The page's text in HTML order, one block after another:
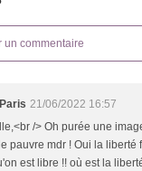
un commentaire
21/06/2022 16:57
/> Oh purée une
pauvre mdr ! Oui la liberté
est libre !! où est la